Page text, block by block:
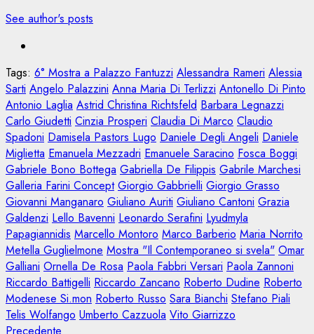
See author's posts
Tags: 6° Mostra a Palazzo Fantuzzi Alessandra Rameri Alessia
Sarti Angelo Palazzini Anna Maria Di Terlizzi Antonello Di Pinto
Antonio Laglia Astrid Christina Richtsfeld Barbara Legnazzi
Carlo Giudetti Cinzia Prosperi Claudia Di Marco Claudio
Spadoni Damisela Pastors Lugo Daniele Degli Angeli Daniele
Miglietta Emanuela Mezzadri Emanuele Saracino Fosca Boggi
Gabriele Bono Bottega Gabriella De Filippis Gabrile Marchesi
Galleria Farini Concept Giorgio Gabbrielli Giorgio Grasso
Giovanni Manganaro Giuliano Auriti Giuliano Cantoni Grazia
Galdenzi Lello Bavenni Leonardo Serafini Lyudmyla
Papagiannidis Marcello Montoro Marco Barberio Maria Norrito
Metella Guglielmone Mostra "Il Contemporaneo si svela" Omar
Galliani Ornella De Rosa Paola Fabbri Versari Paola Zannoni
Riccardo Battigelli Riccardo Zancano Roberto Dudine Roberto
Modenese Si.mon Roberto Russo Sara Bianchi Stefano Piali
Telis Wolfango Umberto Cazzuola Vito Giarrizzo
Precedente